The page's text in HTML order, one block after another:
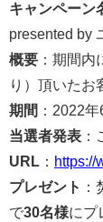
キャンペーン
presented by
概要 ：期間
り）頂いたお
期間 ：2022
当選者発表
URL ： https://
プレゼント
で30名様にプ